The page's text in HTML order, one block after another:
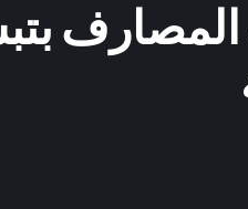
المصارف